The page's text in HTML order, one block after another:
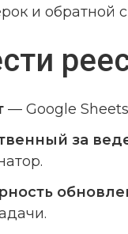
и обратной
— Google
за